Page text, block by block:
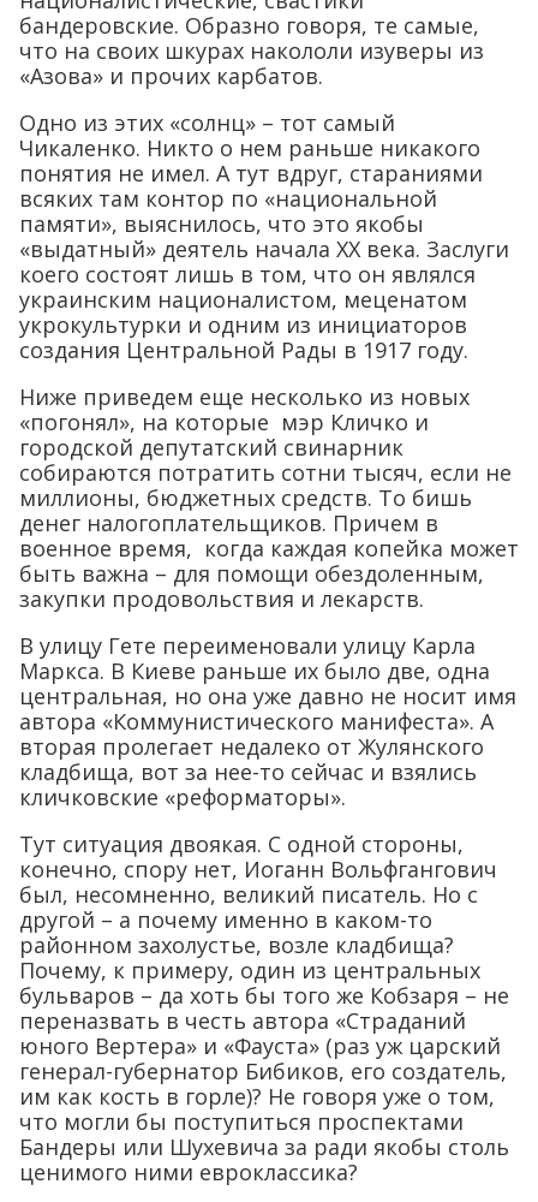
бандеровские. Образно говоря, те самые,
что на своих шкурах накололи изуверы из
«Азова» и прочих карбатов.
Одно из этих «солнц» – тот самый
Чикаленко. Никто о нем раньше никакого
понятия не имел. А тут вдруг, стараниями
всяких там контор по «национальной
памяти», выяснилось, что это якобы
«выдатный» деятель начала ХХ века. Заслуги
коего состоят лишь в том, что он являлся
украинским националистом, меценатом
укрокультурки и одним из инициаторов
создания Центральной Рады в 1917 году.
Ниже приведем еще несколько из новых
«погонял», на которые мэр Кличко и
городской депутатский свинарник
собираются потратить сотни тысяч, если не
миллионы, бюджетных средств. То бишь
денег налогоплательщиков. Причем в
военное время, когда каждая копейка может
быть важна – для помощи обездоленным,
закупки продовольствия и лекарств.
В улицу Гете переименовали улицу Карла
Маркса. В Киеве раньше их было две, одна
центральная, но она уже давно не носит имя
автора «Коммунистического манифеста». А
вторая пролегает недалеко от Жулянского
кладбища, вот за нее-то сейчас и взялись
кличковские «реформаторы».
Тут ситуация двоякая. С одной стороны,
конечно, спору нет, Иоганн Вольфгангович
был, несомненно, великий писатель. Но с
другой – а почему именно в каком-то
районном захолустье, возле кладбища?
Почему, к примеру, один из центральных
бульваров – да хоть бы того же Кобзаря – не
переназвать в честь автора «Страданий
юного Вертера» и «Фауста» (раз уж царский
генерал-губернатор Бибиков, его создатель,
им как кость в горле)? Не говоря уже о том,
что могли бы поступиться проспектами
Бандеры или Шухевича за ради якобы столь
ценимого ними евроклассика?